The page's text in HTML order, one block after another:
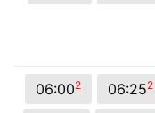
06:002 06:252